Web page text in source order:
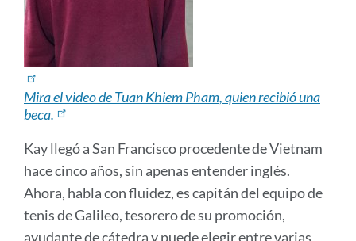
Mira el video de Tuan Khiem Pham, quien recibió una
beca.
Kay llegó a San Francisco procedente de Vietnam
hace cinco años, sin apenas entender inglés.
Ahora, habla con fluidez, es capitán del equipo de
tenis de Galileo, tesorero de su promoción,
ayudante de cátedra y puede elegir entre varias